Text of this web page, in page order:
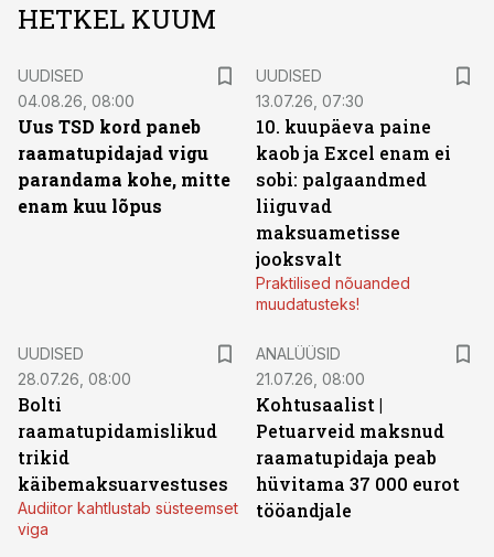
HETKEL KUUM
UUDISED
04.08.26, 08:00
Uus TSD kord paneb
raamatupidajad vigu
parandama kohe, mitte
enam kuu lõpus
UUDISED
13.07.26, 07:30
10. kuupäeva paine
kaob ja Excel enam ei
sobi: palgaandmed
liiguvad
maksuametisse
jooksvalt
Praktilised nõuanded
muudatusteks!
UUDISED
28.07.26, 08:00
Bolti
raamatupidamislikud
trikid
käibemaksuarvestuses
Audiitor kahtlustab süsteemset
viga
ANALÜÜSID
21.07.26, 08:00
Kohtusaalist |
Petuarveid maksnud
raamatupidaja peab
hüvitama 37 000 eurot
tööandjale